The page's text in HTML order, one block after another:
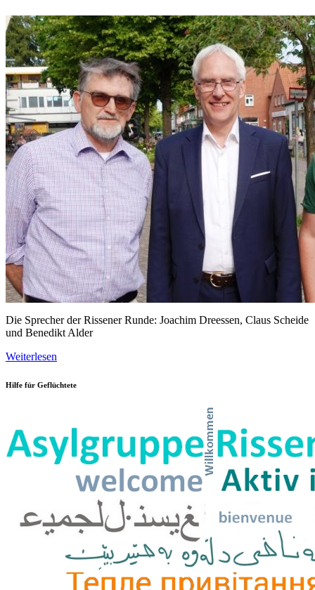
Die Sprecher der Rissener Runde: Joachim Dreessen, Claus Scheide
und Benedikt Alder
Weiterlesen
Hilfe für Geflüchtete